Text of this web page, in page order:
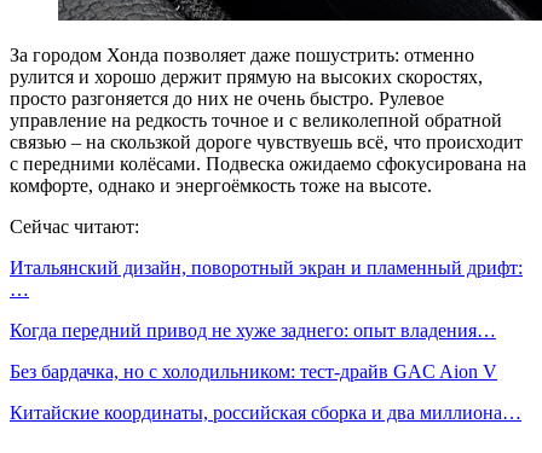
За городом Хонда позволяет даже пошустрить: отменно
рулится и хорошо держит прямую на высоких скоростях,
просто разгоняется до них не очень быстро. Рулевое
управление на редкость точное и с великолепной обратной
связью – на скользкой дороге чувствуешь всё, что происходит
с передними колёсами. Подвеска ожидаемо сфокусирована на
комфорте, однако и энергоёмкость тоже на высоте.
Сейчас читают:
Итальянский дизайн, поворотный экран и пламенный дрифт:
…
Когда передний привод не хуже заднего: опыт владения…
Без бардачка, но с холодильником: тест-драйв GAC Aion V
Китайские координаты, российская сборка и два миллиона…